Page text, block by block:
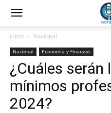
Inicio Nacional
Nacional Economía y Finanzas
¿Cuáles serán
mínimos
2024?